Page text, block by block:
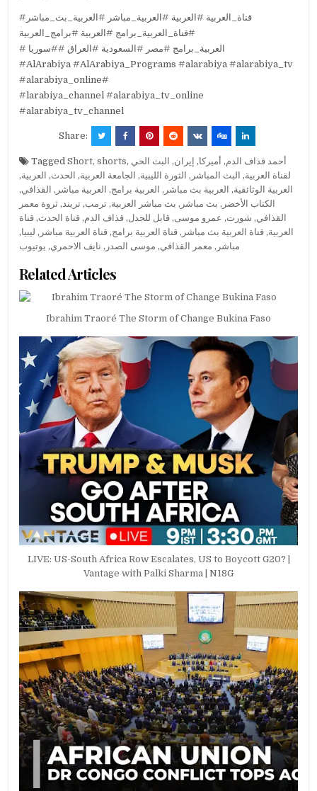
#قناة_العربية #العربية #العربية_مباشر #العربية_بث_مباشر
#قناة_العربية_برامج #العربية #برامج_العربية
# العربية_برامج #مصر #السعودية #العراق ##سوريا
#AlArabiya #AlArabiya_Programs #alarabiya #alarabiya_tv
#alarabiya_online#
#larabiya_channel #alarabiya_tv_online
#alarabiya_tv_channel
Share:
TaggedShort,shorts, أحمد قذاف الدم, أميركا, إيران, البث الحي
لقناة العربية, البث المباشر , الثورة الليبية, الجامعة العربية, الحدث, العربية,
العربية الوثائقية, العربية بث مباشر , العربية برامج, العربية مباشر , القذافي,
الكتاب الأخضر , بث مباشر , بث مباشر العربية, ترمب, تريند, ثروة معمر
القذافي, شورت, عمرو موسى, قابل للجدل, قذاف الدم, قناة الحدث, قناة
العربية, قناة العربية بث مباشر , قناة العربية برامج, قناة العربية مباشر , ليبيا,
مباشر , معمر القذافي, موسى الصدر , نايف الاحمري, يوتيوب
Related Articles
Ibrahim Traoré The Storm of Change Bukina Faso
LIVE: US-South Africa Row Escalates, US to Boycott G20? |
Vantage with Palki Sharma | N18G